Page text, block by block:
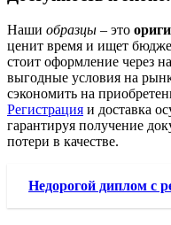
Наши образцы – это
ценит время и ищет
стоит оформление через
выгодные условия на
сэкономить на
Регистрация и доставка
гарантируя получение
потери в качестве.
Недорогой диплом с